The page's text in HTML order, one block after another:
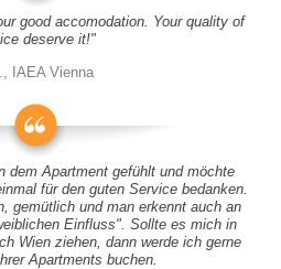
good accomodation. Your quality of
deserve it!"
IAEA Vienna
dem Apartment gefühlt und möchte
für den guten Service bedanken.
gemütlich und man erkennt auch an
Einfluss". Sollte es mich in
Wien ziehen, dann werde ich gerne
Apartments buchen.